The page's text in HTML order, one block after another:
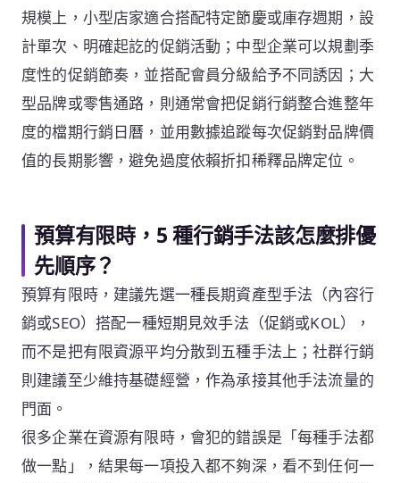
規模上，小型店家適合搭配特定節慶或庫存週期，設
計單次、明確起訖的促銷活動；中型企業可以規劃季
度性的促銷節奏，並搭配會員分級給予不同誘因；大
型品牌或零售通路，則通常會把促銷行銷整合進整年
度的檔期行銷日曆，並用數據追蹤每次促銷對品牌價
值的長期影響，避免過度依賴折扣稀釋品牌定位。
預算有限時，5 種行銷手法該怎麼排優
先順序？
預算有限時，建議先選一種長期資產型手法（內容行
銷或SEO）搭配一種短期見效手法（促銷或KOL），
而不是把有限資源平均分散到五種手法上；社群行銷
則建議至少維持基礎經營，作為承接其他手法流量的
門面。
很多企業在資源有限時，會犯的錯誤是「每種手法都
做一點」，結果每一項投入都不夠深，看不到任何一